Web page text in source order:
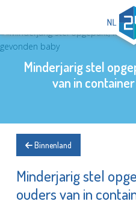
Minderjarig stel
van in
Binnenland
Minderjarig stel
ouders van in